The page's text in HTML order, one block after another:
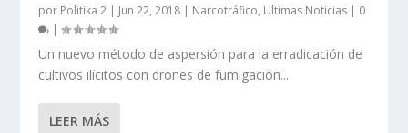
por Politika 2 | Jun 22, 2018 | Narcotráfico, Ultimas Noticias | 0
|
Un nuevo método de aspersión para la erradicación de
cultivos ilícitos con drones de fumigación...
LEER MÁS